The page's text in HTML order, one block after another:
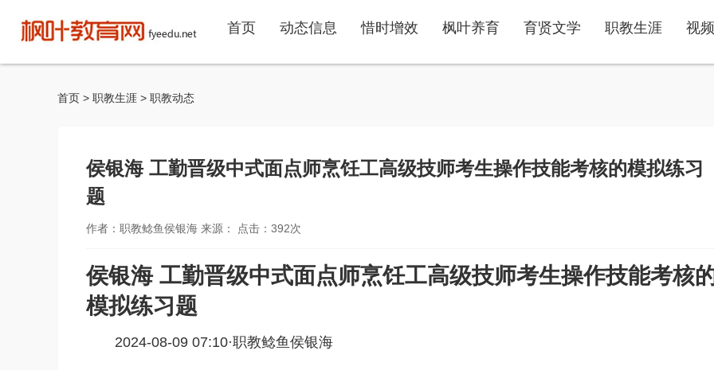
首页 动态信息 惜时增效 枫叶养育 育贤文学 职教生涯 视
首页 > 职教生涯 > 职教动态
侯银海 工勤晋级中式面点师烹饪工高级技师考生操作技能考核的模拟练习
题
作者：职教鲶鱼侯银海 来源： 点击： 392次
侯银海 工勤晋级中式面点师烹饪工高级技师考生操作技能考核
模拟练习题
2024-08-09 07:10·职教鲶鱼侯银海